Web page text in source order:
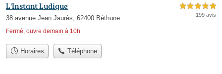
L'Instant Ludique
38 avenue Jean Jaurès, 62400 Béthune
Fermé, ouvre demain à 10h
5,0 étoiles sur 5
199 avis
Horaires Téléphone